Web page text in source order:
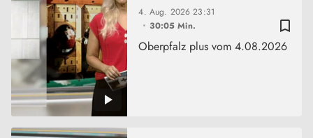
bookmark_border
4. Aug. 202623:31
30:05 Min.
Oberpfalz plus vom 4.08.2026